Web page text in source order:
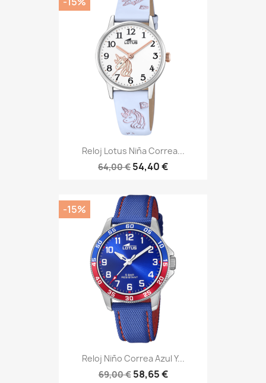
Reloj Lotus Niña Correa...
64,00 € 54,40 €
Reloj Niño Correa Azul Y...
69,00 € 58,65 €
-15%